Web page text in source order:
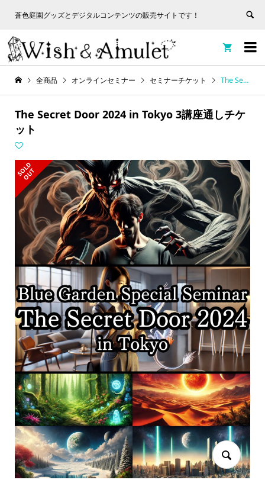
蒼色庭園グッズとデジタルコンテンツの販売サイトです！


全商品 オンラインセミナー セミナーチケット The Secret Door 2024 in Tokyo 3講座通しチケット
The Secret Door 2024 in Tokyo 3講座通しチケ
ット
S
O
L
D
O
U
T
蒼色庭園グッズとデジタルコンテンツの販売サイトです！
非表